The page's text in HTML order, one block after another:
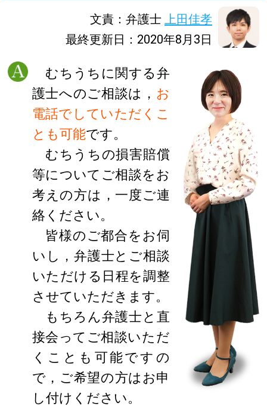
文責：弁護士
上田佳孝
最終更新日：2020年8月3日
むちうちに関する弁
護士へのご相談は， お
電話でしていただくこ
とも可能です。
むちうちの損害賠償
等についてご相談をお
考えの方は，一度ご連
絡ください。
皆様のご都合をお伺
いし，弁護士とご相談
いただける日程を調整
させていただきます。
もちろん弁護士と直
接会ってご相談いただ
くことも可能ですの
で，ご希望の方はお申
し付けください。